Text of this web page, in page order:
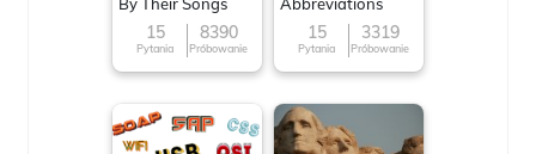
15
Pytania
8390
Próbowanie
15
Pytania
3319
Próbowanie